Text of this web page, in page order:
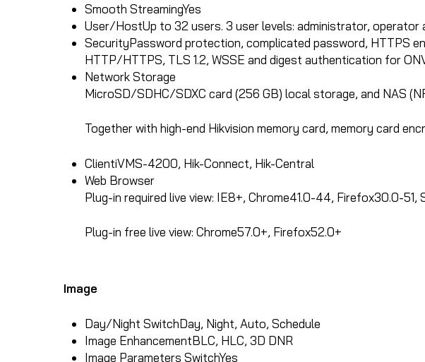
Smooth StreamingYes
User/HostUp to 32 users. 3 user levels: administrator, operator
SecurityPassword protection, complicated password, HTTPS
HTTP/HTTPS, TLS 1.2, WSSE and digest authentication for
Network Storage
MicroSD/SDHC/SDXC card (256 GB) local storage, and NAS
Together with high-end Hikvision memory card, memory card
ClientiVMS-4200, Hik-Connect, Hik-Central
Web Browser
Plug-in required live view: IE8+, Chrome41.0-44, Firefox30.0-51,
Plug-in free live view: Chrome57.0+, Firefox52.0+
Image
Day/Night SwitchDay, Night, Auto, Schedule
Image EnhancementBLC, HLC, 3D DNR
Image Parameters SwitchYes